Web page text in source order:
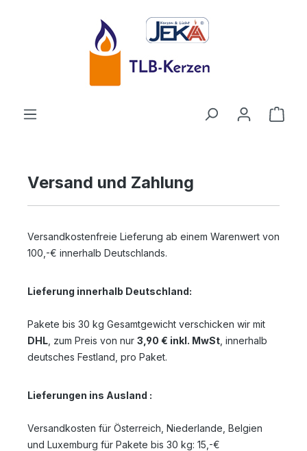
Zum Hauptinhalt springen
Versand und Zahlung
Versandkostenfreie Lieferung ab einem Warenwert von
100,-€ innerhalb Deutschlands.
Lieferung innerhalb Deutschland:
Pakete bis 30 kg Gesamtgewicht verschicken wir mit
DHL , zum Preis von nur 3,90 € inkl. MwSt , innerhalb
deutsches Festland, pro Paket.
Lieferungen ins Ausland :
Versandkosten für Österreich, Niederlande, Belgien
und Luxemburg für Pakete bis 30 kg: 15,-€